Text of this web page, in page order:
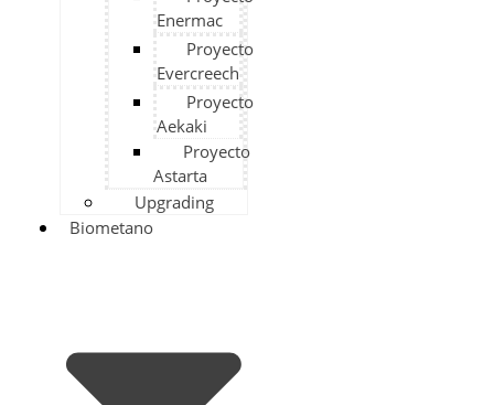
Enermac
Proyecto
Evercreech
Proyecto
Aekaki
Proyecto
Astarta
Upgrading
Biometano